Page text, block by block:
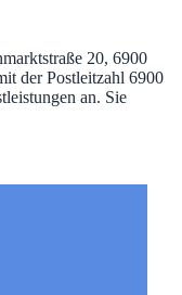
20, 6900
der Postleitzahl 6900
an. Sie